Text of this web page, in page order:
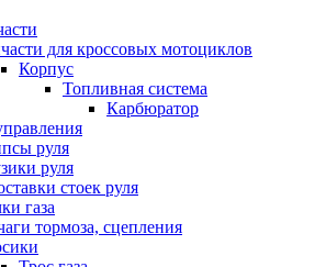
для кроссовых мотоциклов
Корпус
Топливная система
Карбюратор
руля
руля
стоек руля
газа
тормоза, сцепления